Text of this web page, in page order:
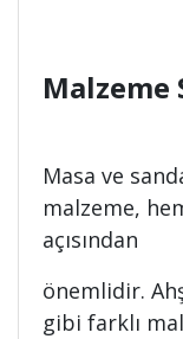
Malzeme
Masa ve
malzeme,
açısından
önemlidir.
gibi farklı